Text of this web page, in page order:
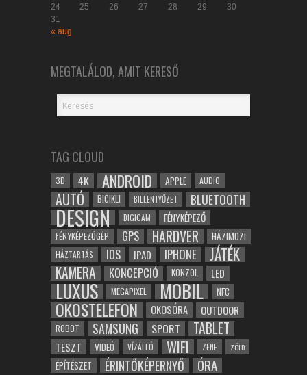
24
25 26 27 28 29
30
31
« aug
MEGTALÁLOD, AMIT KERESŐ
TAG CLOUD
3D 4K ANDROID APPLE AUDIO
AUTÓ BICIKLI BILLENTYŰZET BLUETOOTH
DESIGN DIGICAM FÉNYKÉPEZŐ
FÉNYKÉPEZŐGÉP GPS HARDVER HÁZIMOZI
HÁZTARTÁS IOS IPAD IPHONE JÁTÉK
KAMERA KONCEPCIÓ KONZOL LED
LUXUS MEGAPIXEL MOBIL NFC
OKOSTELEFON OKOSÓRA OUTDOOR
ROBOT SAMSUNG SPORT TABLET
TESZT VIDEÓ VÍZÁLLÓ WIFI ZENE ZÖLD
ÉPÍTÉSZET ÉRINTŐKÉPERNYŐ ÓRA